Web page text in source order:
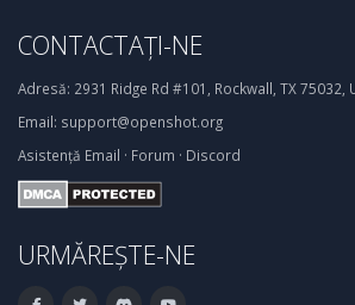
CONTACTAȚI-NE
Adresă: 2931 Ridge Rd #101, Rockwall, TX 75032,
Email: support@openshot.org
Asistență Email · Forum · Discord
URMĂREȘTE-NE